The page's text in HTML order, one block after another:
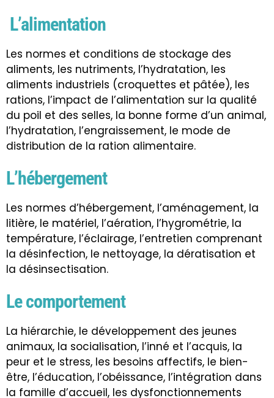
L’alimentation
Les normes et conditions de stockage des
aliments, les nutriments, l’hydratation, les
aliments industriels (croquettes et pâtée), les
rations, l’impact de l’alimentation sur la qualité
du poil et des selles, la bonne forme d’un animal,
l’hydratation, l’engraissement, le mode de
distribution de la ration alimentaire.
L’hébergement
Les normes d’hébergement, l’aménagement, la
litière, le matériel, l’aération, l’hygrométrie, la
température, l’éclairage, l’entretien comprenant
la désinfection, le nettoyage, la dératisation et
la désinsectisation.
Le comportement
La hiérarchie, le développement des jeunes
animaux, la socialisation, l’inné et l’acquis, la
peur et le stress, les besoins affectifs, le bien-
être, l’éducation, l’obéissance, l’intégration dans
la famille d’accueil, les dysfonctionnements